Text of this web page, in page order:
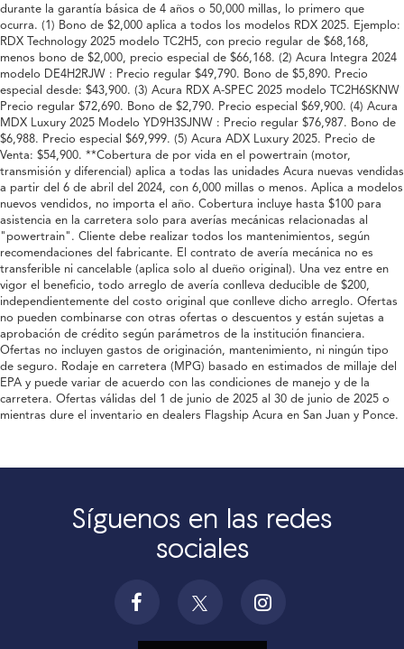
durante la garantía básica de 4 años o 50,000 millas, lo primero que
ocurra. (1) Bono de $2,000 aplica a todos los modelos RDX 2025. Ejemplo:
RDX Technology 2025 modelo TC2H5, con precio regular de $68,168,
menos bono de $2,000, precio especial de $66,168. (2) Acura Integra 2024
modelo DE4H2RJW : Precio regular $49,790. Bono de $5,890. Precio
especial desde: $43,900. (3) Acura RDX A-SPEC 2025 modelo TC2H6SKNW
Precio regular $72,690. Bono de $2,790. Precio especial $69,900. (4) Acura
MDX Luxury 2025 Modelo YD9H3SJNW : Precio regular $76,987. Bono de
$6,988. Precio especial $69,999. (5) Acura ADX Luxury 2025. Precio de
Venta: $54,900. **Cobertura de por vida en el powertrain (motor,
transmisión y diferencial) aplica a todas las unidades Acura nuevas vendidas
a partir del 6 de abril del 2024, con 6,000 millas o menos. Aplica a modelos
nuevos vendidos, no importa el año. Cobertura incluye hasta $100 para
asistencia en la carretera solo para averías mecánicas relacionadas al
"powertrain". Cliente debe realizar todos los mantenimientos, según
recomendaciones del fabricante. El contrato de avería mecánica no es
transferible ni cancelable (aplica solo al dueño original). Una vez entre en
vigor el beneficio, todo arreglo de avería conlleva deducible de $200,
independientemente del costo original que conlleve dicho arreglo. Ofertas
no pueden combinarse con otras ofertas o descuentos y están sujetas a
aprobación de crédito según parámetros de la institución financiera.
Ofertas no incluyen gastos de originación, mantenimiento, ni ningún tipo
de seguro. Rodaje en carretera (MPG) basado en estimados de millaje del
EPA y puede variar de acuerdo con las condiciones de manejo y de la
carretera. Ofertas válidas del 1 de junio de 2025 al 30 de junio de 2025 o
mientras dure el inventario en dealers Flagship Acura en San Juan y Ponce.
Síguenos en las redes
sociales